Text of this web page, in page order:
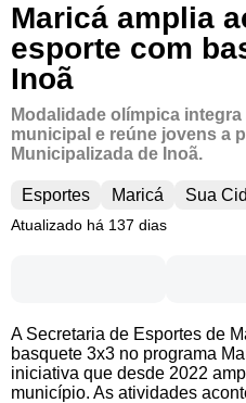
Maricá amplia
esporte com
Inoã
Modalidade olímpica
municipal e reúne jovens a
Municipalizada de Inoã.
Esportes Maricá Sua
Atualizado há 137 dias
A Secretaria de Esportes de
basquete 3x3 no programa
iniciativa que desde 2022
município. As atividades